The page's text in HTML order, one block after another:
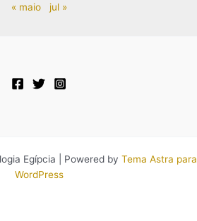
« maio jul »
Egípcia | Powered by Tema Astra para
WordPress